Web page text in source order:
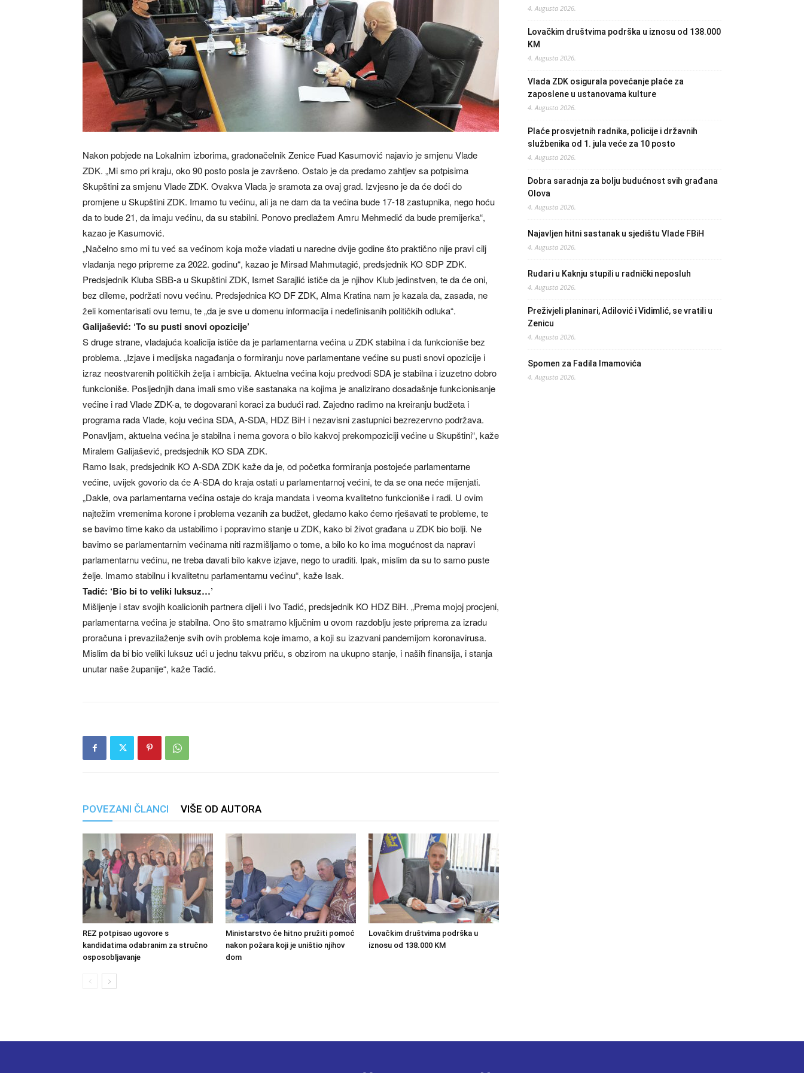
Nakon pobjede na Lokalnim izborima, gradonačelnik Zenice Fuad Kasumović najavio je smjenu Vlade
ZDK. „Mi smo pri kraju, oko 90 posto posla je završeno. Ostalo je da predamo zahtjev sa potpisima
Skupštini za smjenu Vlade ZDK. Ovakva Vlada je sramota za ovaj grad. Izvjesno je da će doći do
promjene u Skupštini ZDK. Imamo tu većinu, ali ja ne dam da ta većina bude 17-18 zastupnika, nego hoću
da to bude 21, da imaju većinu, da su stabilni. Ponovo predlažem Amru Mehmedić da bude premijerka“,
kazao je Kasumović.
„Načelno smo mi tu već sa većinom koja može vladati u naredne dvije godine što praktično nije pravi cilj
vladanja nego pripreme za 2022. godinu“, kazao je Mirsad Mahmutagić, predsjednik KO SDP ZDK.
Predsjednik Kluba SBB-a u Skupštini ZDK, Ismet Sarajlić ističe da je njihov Klub jedinstven, te da će oni,
bez dileme, podržati novu većinu. Predsjednica KO DF ZDK, Alma Kratina nam je kazala da, zasada, ne
želi komentarisati ovu temu, te „da je sve u domenu informacija i nedefinisanih političkih odluka“.
Galijašević: ‘To su pusti snovi opozicije’
S druge strane, vladajuća koalicija ističe da je parlamentarna većina u ZDK stabilna i da funkcioniše bez
problema. „Izjave i medijska nagađanja o formiranju nove parlamentane većine su pusti snovi opozicije i
izraz neostvarenih političkih želja i ambicija. Aktuelna većina koju predvodi SDA je stabilna i izuzetno dobro
funkcioniše. Posljednjih dana imali smo više sastanaka na kojima je analizirano dosadašnje funkcionisanje
većine i rad Vlade ZDK-a, te dogovarani koraci za budući rad. Zajedno radimo na kreiranju budžeta i
programa rada Vlade, koju većina SDA, A-SDA, HDZ BiH i nezavisni zastupnici bezrezervno podržava.
Ponavljam, aktuelna većina je stabilna i nema govora o bilo kakvoj prekompoziciji većine u Skupštini“, kaže
Miralem Galijašević, predsjednik KO SDA ZDK.
Ramo Isak, predsjednik KO A-SDA ZDK kaže da je, od početka formiranja postojeće parlamentarne
većine, uvijek govorio da će A-SDA do kraja ostati u parlamentarnoj većini, te da se ona neće mijenjati.
„Dakle, ova parlamentarna većina ostaje do kraja mandata i veoma kvalitetno funkcioniše i radi. U ovim
najtežim vremenima korone i problema vezanih za budžet, gledamo kako ćemo rješavati te probleme, te
se bavimo time kako da ustabilimo i popravimo stanje u ZDK, kako bi život građana u ZDK bio bolji. Ne
bavimo se parlamentarnim većinama niti razmišljamo o tome, a bilo ko ko ima mogućnost da napravi
parlamentarnu većinu, ne treba davati bilo kakve izjave, nego to uraditi. Ipak, mislim da su to samo puste
želje. Imamo stabilnu i kvalitetnu parlamentarnu većinu“, kaže Isak.
Tadić: ‘Bio bi to veliki luksuz…’
Mišljenje i stav svojih koalicionih partnera dijeli i Ivo Tadić, predsjednik KO HDZ BiH. „Prema mojoj procjeni,
parlamentarna većina je stabilna. Ono što smatramo ključnim u ovom razdoblju jeste priprema za izradu
proračuna i prevazilaženje svih ovih problema koje imamo, a koji su izazvani pandemijom koronavirusa.
Mislim da bi bio veliki luksuz ući u jednu takvu priču, s obzirom na ukupno stanje, i naših finansija, i stanja
unutar naše županije“, kaže Tadić.
POVEZANI ČLANCI VIŠE OD AUTORA
REZ potpisao ugovore s
kandidatima odabranim za stručno
osposobljavanje
Ministarstvo će hitno pružiti pomoć
nakon požara koji je uništio njihov
dom
Lovačkim društvima podrška u
iznosu od 138.000 KM
4. Augusta 2026.
Lovačkim društvima podrška u iznosu od 138.000
KM
4. Augusta 2026.
Vlada ZDK osigurala povećanje plaće za
zaposlene u ustanovama kulture
4. Augusta 2026.
Plaće prosvjetnih radnika, policije i državnih
službenika od 1. jula veće za 10 posto
4. Augusta 2026.
Dobra saradnja za bolju budućnost svih građana
Olova
4. Augusta 2026.
Najavljen hitni sastanak u sjedištu Vlade FBiH
4. Augusta 2026.
Rudari u Kaknju stupili u radnički neposluh
4. Augusta 2026.
Preživjeli planinari, Adilović i Vidimlić, se vratili u
Zenicu
4. Augusta 2026.
Spomen za Fadila Imamovića
4. Augusta 2026.